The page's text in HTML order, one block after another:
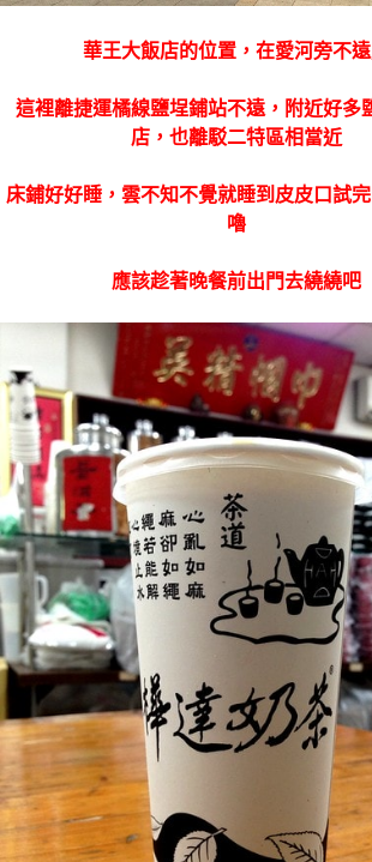
華王大飯店的位置，在愛河旁不
這裡離捷運橘線鹽埕鋪站不遠，附近好多
店，也離駁二特區相當近
床鋪好好睡，雲不知不覺就睡到皮皮口試
嚕
應該趁著晚餐前出門去繞繞吧